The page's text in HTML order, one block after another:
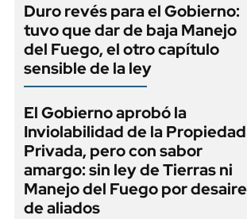
Duro revés para el Gobierno:
tuvo que dar de baja Manejo
del Fuego, el otro capítulo
sensible de la ley
El Gobierno aprobó la
Inviolabilidad de la Propiedad
Privada, pero con sabor
amargo: sin ley de Tierras ni
Manejo del Fuego por desaire
de aliados